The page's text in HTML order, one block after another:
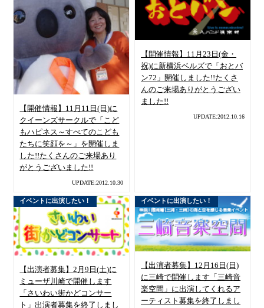
【開催情報】11月11日(日)に
クイーンズサークルで「こど
もハピネス～すべてのこども
たちに笑顔を～」を開催しま
した!!たくさんのご来場あり
がとうございました!!
UPDATE:2012.10.30
【開催情報】11月23日(金・
祝)に新横浜ベルズで「おとバ
ン72」開催しました!!たくさ
んのご来場ありがとうござい
ました!!
UPDATE:2012.10.16
イベントに出演したい！
【出演者募集】2月9日(土)に
ミューザ川崎で開催します
「さいわい街かどコンサー
ト」出演者募集を終了しまし
イベントに出演したい！
【出演者募集】12月16日(日)
に三崎で開催します「三崎音
楽空間」に出演してくれるア
ーティスト募集を終了しまし